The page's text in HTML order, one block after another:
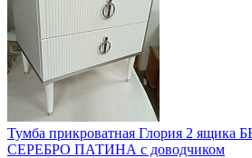
Тумба прикроватная Глория 2
СЕРЕБРО ПАТИНА с доводчиком